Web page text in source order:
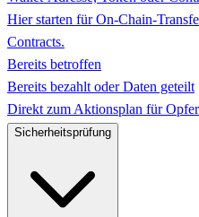
Hier starten für On-Chain-
Contracts.
Bereits betroffen
Bereits bezahlt oder Daten geteilt
Direkt zum Aktionsplan für
Sicherheitsprüfung